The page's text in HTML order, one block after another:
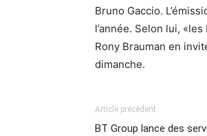
Bruno Gaccio.
l’année. Selon lui,
Rony Brauman en
dimanche.
Article précédent
BT Group lance des